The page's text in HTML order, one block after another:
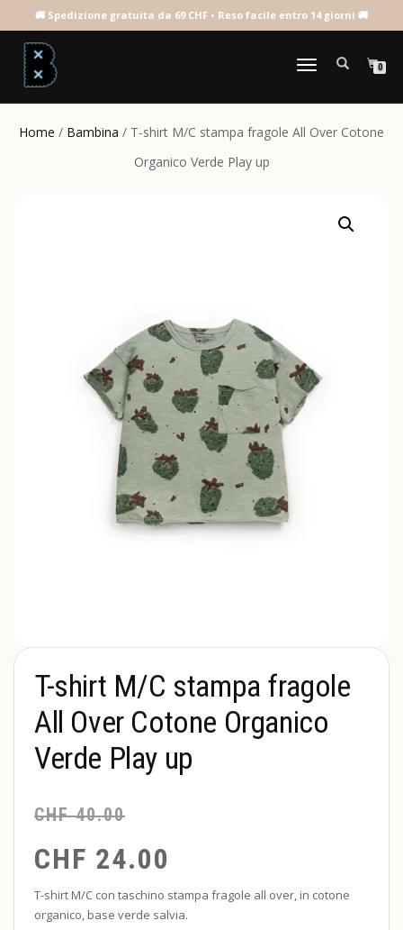
NAVIGAZIONE
0
Home / Bambina / T-shirt M/C stampa fragole All Over Cotone
Organico Verde Play up
T-shirt M/C stampa fragole
All Over Cotone Organico
Verde Play up
CHF40.00
CHF 24.00
T-shirt M/C con taschino stampa fragole all over, in cotone
organico, base verde salvia.